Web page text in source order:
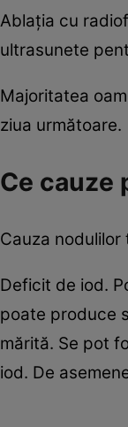
Ablația cu
ultrasunete
Majoritatea
ziua următoare.
Ce cauze
Cauza
Deficit de iod.
poate produce
mărită. Se pot
iod. De